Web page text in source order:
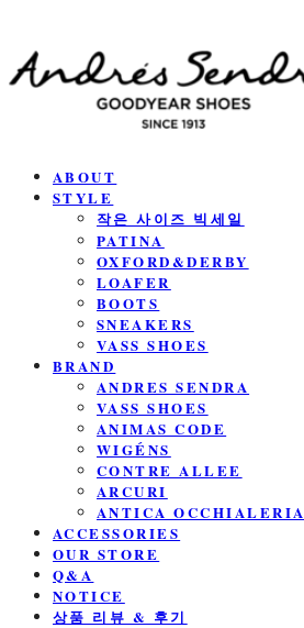
ABOUT
STYLE
작은 사이즈 빅세일
PATINA
OXFORD&DERBY
LOAFER
BOOTS
SNEAKERS
VASS SHOES
BRAND
ANDRES SENDRA
VASS SHOES
ANIMAS CODE
WIGÉNS
CONTRE ALLEE
ARCURI
ANTICA OCCHIALERIA
ACCESSORIES
OUR STORE
Q&A
NOTICE
상품 리뷰 & 후기